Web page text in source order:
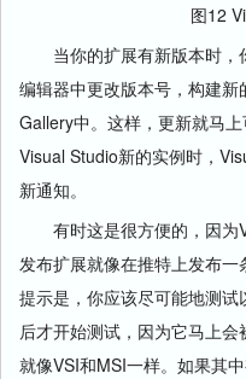
图12
当你的扩展有新版本时，
编辑器中更改版本号，构建
Gallery中。这样，更新就马
Visual Studio新的实例时，
新通知。
有时这是很方便的，因为
发布扩展就像在推特上发布
提示是，你应该尽可能地测
后才开始测试，因为它马上会
就像VSI和MSI一样。如果其